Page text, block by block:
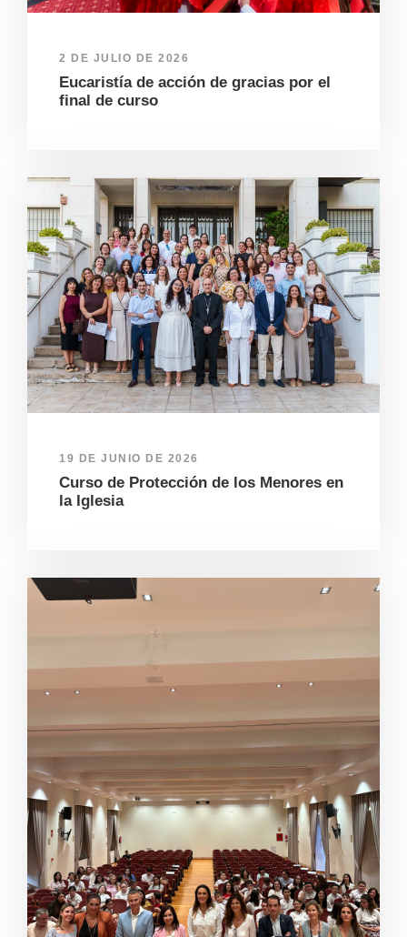
2 DE JULIO DE 2026
Eucaristía de acción de gracias por el
final de curso
19 DE JUNIO DE 2026
Curso de Protección de los Menores en
la Iglesia